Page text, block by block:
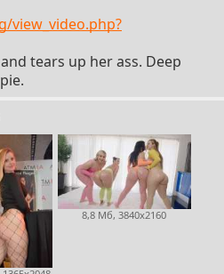
view_video.php?
tears up her ass. Deep
8,8 Мб, 3840x2160